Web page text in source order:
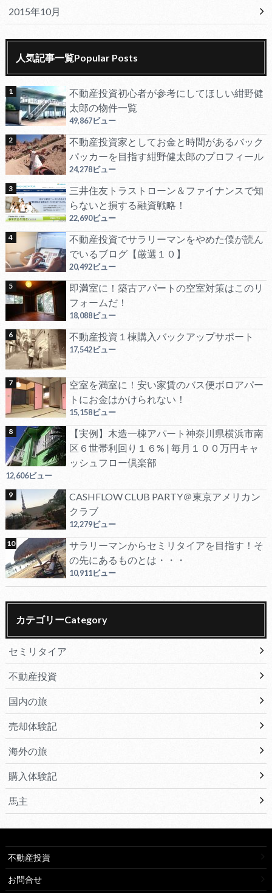
2015年10月
人気記事一覧Popular Posts
不動産投資初心者が参考にしてほしい紺野健
太郎の物件一覧
49,867ビュー
不動産投資家としてお金と時間があるバック
パッカーを目指す紺野健太郎のプロフィール
24,278ビュー
三井住友トラストローン＆ファイナンスで知
らないと損する融資戦略！
22,690ビュー
不動産投資でサラリーマンをやめた僕が読ん
でいるブログ【厳選１０】
20,492ビュー
即満室に！築古アパートの空室対策はこのリ
フォームだ！
18,088ビュー
不動産投資１棟購入バックアップサポート
17,542ビュー
空室を満室に！安い家賃のバス便ボロアパー
トにお金はかけられない！
15,158ビュー
【実例】木造一棟アパート神奈川県横浜市南
区６世帯利回り１６% | 毎月１００万円キャ
ッシュフロー倶楽部
12,606ビュー
CASHFLOW CLUB PARTY＠東京アメリカン
クラブ
12,279ビュー
サラリーマンからセミリタイアを目指す！そ
の先にあるものとは・・・
10,911ビュー
カテゴリーCategory
セミリタイア
不動産投資
国内の旅
売却体験記
海外の旅
購入体験記
馬主
不動産投資
お問合せ